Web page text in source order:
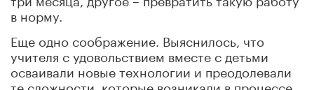
в норму.
Еще одно соображение. Выяснилось, что
учителя с удовольствием вместе с детьми
осваивали новые технологии и преодолевали
те сложности, которые возникали в процессе